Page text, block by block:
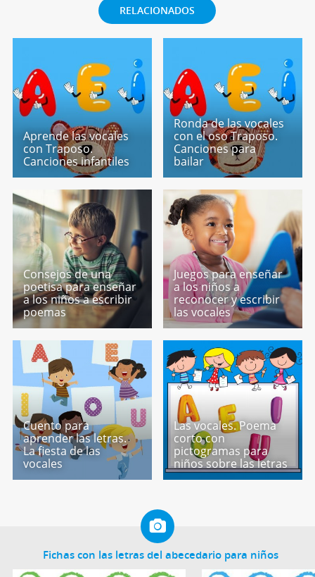
RELACIONADOS
Aprende las vocales
con Traposo.
Canciones infantiles
Ronda de las vocales
con el oso Traposo.
Canciones para
bailar
Consejos de una
poetisa para enseñar
a los niños a escribir
poemas
Juegos para enseñar
a los niños a
reconocer y escribir
las vocales
Cuento para
aprender las letras.
La fiesta de las
vocales
Las vocales. Poema
corto con
pictogramas para
niños sobre las letras
Fichas con las letras del abecedario para niños